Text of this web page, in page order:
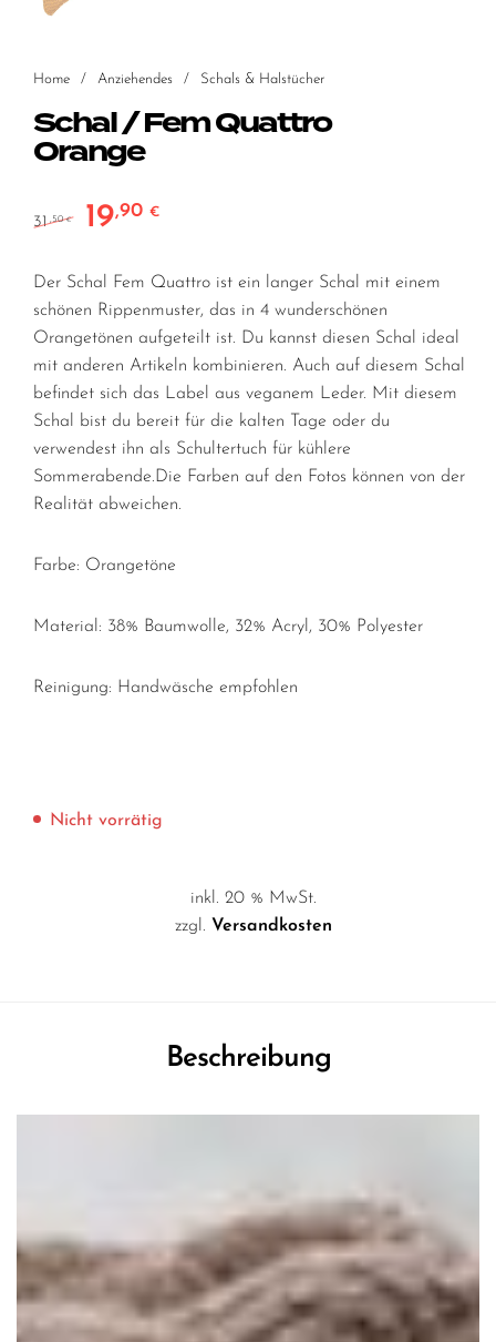
Home / Anziehendes / Schals & Halstücher
Schal / Fem Quattro
Orange
31 ,50€ Ursprünglicher Preis war: 31,50 €
19,90€
Der Schal Fem Quattro ist ein langer Schal mit einem
schönen Rippenmuster, das in 4 wunderschönen
Orangetönen aufgeteilt ist. Du kannst diesen Schal ideal
mit anderen Artikeln kombinieren. Auch auf diesem Schal
befindet sich das Label aus veganem Leder. Mit diesem
Schal bist du bereit für die kalten Tage oder du
verwendest ihn als Schultertuch für kühlere
Sommerabende.Die Farben auf den Fotos können von der
Realität abweichen.
Farbe: Orangetöne
Material: 38% Baumwolle, 32% Acryl, 30% Polyester
Reinigung: Handwäsche empfohlen
Nicht vorrätig
inkl. 20 % MwSt.
zzgl. Versandkosten
Beschreibung